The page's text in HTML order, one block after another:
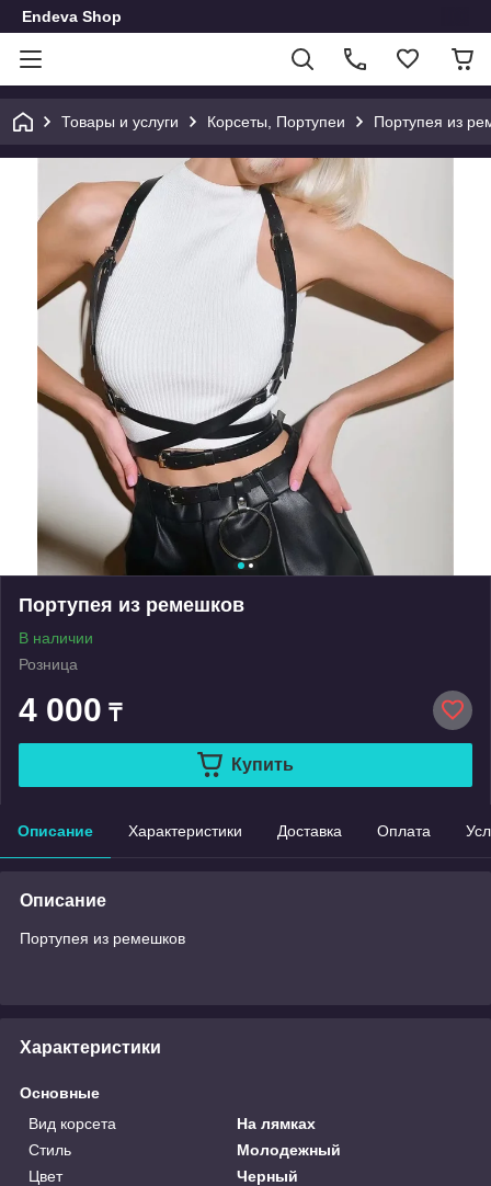
Endeva Shop
Товары и услуги Корсеты, Портупеи Портупея из
Портупея из ремешков
В наличии
Розница
4 000 ₸
Купить
Описание Характеристики Доставка Оплата
Описание
Портупея из ремешков
Характеристики
Основные
Вид корсета
На лямках
Стиль
Молодежный
Цвет
Черный